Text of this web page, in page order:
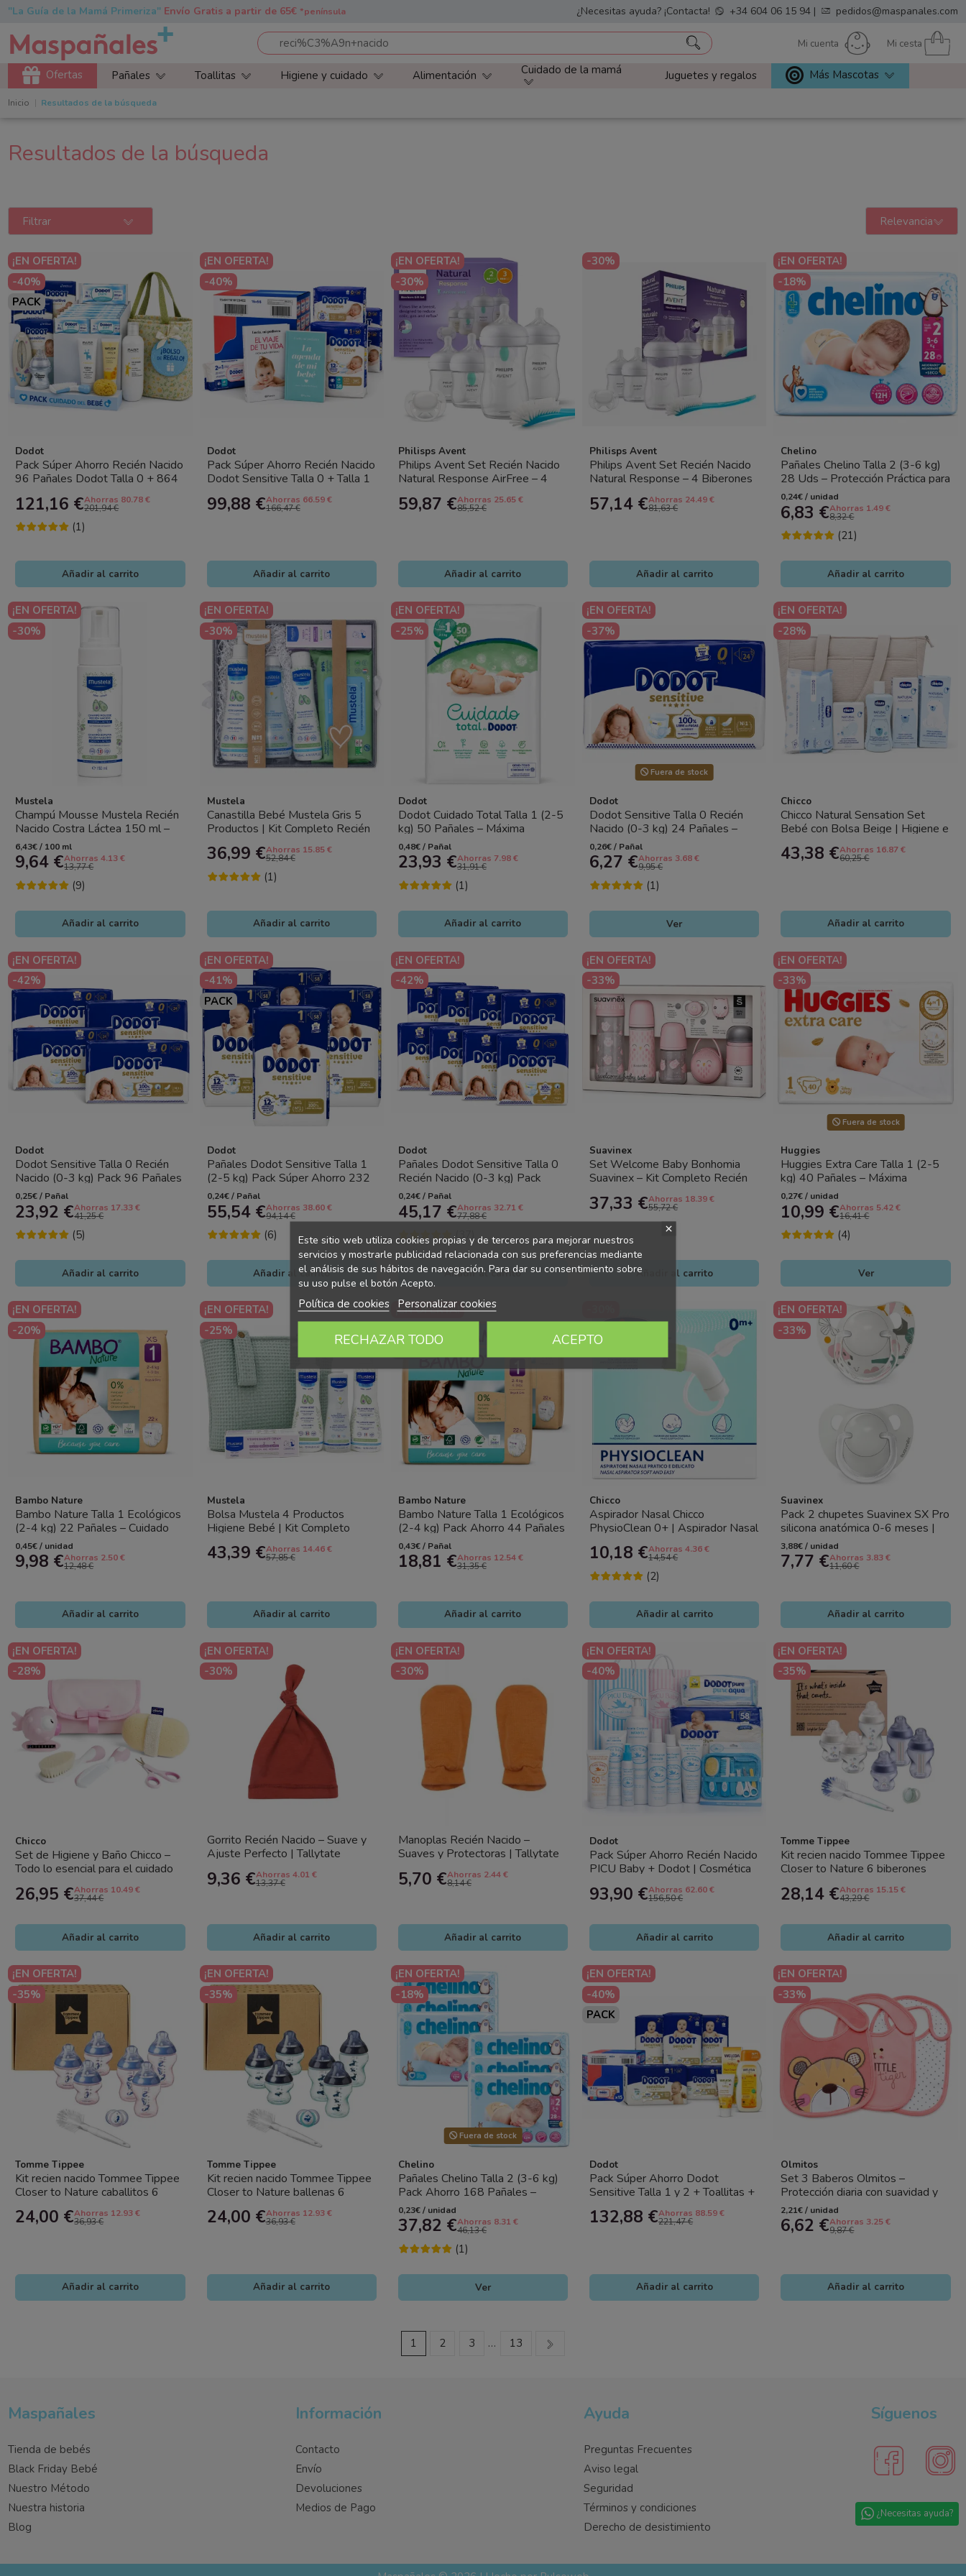
"La Guía de la Mamá Primeriza" Envío Gratis a partir de 65€*península ¿Necesitas ayuda? ¡Contacta! +34 604 06 15 94 | pedidos@maspanales.com
Mi cuenta Mi cesta
Ofertas Pañales Toallitas Higiene y cuidado Alimentación Cuidado de la mamá Juguetes y regalos Más Mascotas
Inicio Resultados de la búsqueda
Resultados de la búsqueda
Filtrar Relevancia
¡EN OFERTA!
-40%
PACK
Dodot
Pack Súper Ahorro Recién Nacido
96 Pañales Dodot Talla 0 + 864
121,16 €Ahorras 80.78 €
201,94 €
(1)
Añadir al carrito
¡EN OFERTA!
-40%
Dodot
Pack Súper Ahorro Recién Nacido
Dodot Sensitive Talla 0 + Talla 1
99,88 €Ahorras 66.59 €
166,47 €
Añadir al carrito
¡EN OFERTA!
-30%
Philisps Avent
Philips Avent Set Recién Nacido
Natural Response AirFree – 4
59,87 €Ahorras 25.65 €
85,52 €
Añadir al carrito
-30%
Philisps Avent
Philips Avent Set Recién Nacido
Natural Response – 4 Biberones
57,14 €Ahorras 24.49 €
81,63 €
Añadir al carrito
¡EN OFERTA!
-18%
Chelino
Pañales Chelino Talla 2 (3-6 kg)
28 Uds – Protección Práctica para
Recién Nacido
0,24€ / unidad
6,83 €Ahorras 1.49 €
8,32 €
(21)
Añadir al carrito
¡EN OFERTA!
-30%
Mustela
Champú Mousse Mustela Recién
Nacido Costra Láctea 150 ml –
Limpieza Suave y Cuidado del...
6,43€ / 100 ml
9,64 €Ahorras 4.13 €
13,77 €
(9)
Añadir al carrito
¡EN OFERTA!
-30%
Mustela
Canastilla Bebé Mustela Gris 5
Productos | Kit Completo Recién
36,99 €Ahorras 15.85 €
52,84 €
(1)
Añadir al carrito
¡EN OFERTA!
-25%
Dodot
Dodot Cuidado Total Talla 1 (2-5
kg) 50 Pañales – Máxima
Protección y Cuidado para...
0,48€ / Pañal
23,93 €Ahorras 7.98 €
31,91 €
(1)
Añadir al carrito
¡EN OFERTA!
-37%
Fuera de stock
Dodot
Dodot Sensitive Talla 0 Recién
Nacido (0-3 kg) 24 Pañales –
Barrera Stop Fugas y Máxima...
0,26€ / Pañal
6,27 €Ahorras 3.68 €
9,95 €
(1)
Ver
¡EN OFERTA!
-28%
Chicco
Chicco Natural Sensation Set
Bebé con Bolsa Beige | Higiene e
43,38 €Ahorras 16.87 €
60,25 €
Añadir al carrito
¡EN OFERTA!
-42%
Dodot
Dodot Sensitive Talla 0 Recién
Nacido (0-3 kg) Pack 96 Pañales
(4x24) – Barrera Stop...
0,25€ / Pañal
23,92 €Ahorras 17.33 €
41,25 €
(5)
Añadir al carrito
¡EN OFERTA!
-41%
PACK
Dodot
Pañales Dodot Sensitive Talla 1
(2-5 kg) Pack Súper Ahorro 232
uds (4x58) Alta...
0,24€ / Pañal
55,54 €Ahorras 38.60 €
94,14 €
(6)
Añadir al carrito
¡EN OFERTA!
-42%
Dodot
Pañales Dodot Sensitive Talla 0
Recién Nacido (0-3 kg) Pack
Ahorro 192Unidades (8x24) –...
0,24€ / Pañal
45,17 €Ahorras 32.71 €
77,88 €
(37)
Añadir al carrito
¡EN OFERTA!
-33%
Suavinex
Set Welcome Baby Bonhomia
Suavinex – Kit Completo Recién
37,33 €Ahorras 18.39 €
55,72 €
Añadir al carrito
¡EN OFERTA!
-33%
Fuera de stock
Huggies
Huggies Extra Care Talla 1 (2-5
kg) 40 Pañales – Máxima
Protección y Suavidad para...
0,27€ / unidad
10,99 €Ahorras 5.42 €
16,41 €
(4)
Ver
¡EN OFERTA!
-20%
Bambo Nature
Bambo Nature Talla 1 Ecológicos
(2-4 kg) 22 Pañales – Cuidado
Natural Premium para...
0,45€ / unidad
9,98 €Ahorras 2.50 €
12,48 €
Añadir al carrito
¡EN OFERTA!
-25%
Mustela
Bolsa Mustela 4 Productos
Higiene Bebé | Kit Completo
43,39 €Ahorras 14.46 €
57,85 €
Añadir al carrito
¡EN OFERTA!
Bambo Nature
Bambo Nature Talla 1 Ecológicos
(2-4 kg) Pack Ahorro 44 Pañales
(2x22) – Ultrasuaves...
0,43€ / Pañal
18,81 €Ahorras 12.54 €
31,35 €
Añadir al carrito
Chicco
Aspirador Nasal Chicco
PhysioClean 0+ | Aspirador Nasal
10,18 €Ahorras 4.36 €
14,54 €
(2)
Añadir al carrito
¡EN OFERTA!
-33%
Suavinex
Pack 2 chupetes Suavinex SX Pro
silicona anatómica 0-6 meses |
Chupete recién nacido...
3,88€ / unidad
7,77 €Ahorras 3.83 €
11,60 €
Añadir al carrito
¡EN OFERTA!
-28%
Chicco
Set de Higiene y Baño Chicco –
Todo lo esencial para el cuidado
26,95 €Ahorras 10.49 €
37,44 €
Añadir al carrito
¡EN OFERTA!
-30%
Gorrito Recién Nacido – Suave y
Ajuste Perfecto | Tallytate
9,36 €Ahorras 4.01 €
13,37 €
Añadir al carrito
¡EN OFERTA!
-30%
Manoplas Recién Nacido –
Suaves y Protectoras | Tallytate
5,70 €Ahorras 2.44 €
8,14 €
Añadir al carrito
¡EN OFERTA!
-40%
Dodot
Pack Súper Ahorro Recién Nacido
PICU Baby + Dodot | Cosmética
93,90 €Ahorras 62.60 €
156,50 €
Añadir al carrito
¡EN OFERTA!
-35%
Tomme Tippee
Kit recien nacido Tommee Tippee
Closer to Nature 6 biberones
28,14 €Ahorras 15.15 €
43,29 €
Añadir al carrito
¡EN OFERTA!
-35%
Tomme Tippee
Kit recien nacido Tommee Tippee
Closer to Nature caballitos 6
24,00 €Ahorras 12.93 €
36,93 €
Añadir al carrito
¡EN OFERTA!
-35%
Tomme Tippee
Kit recien nacido Tommee Tippee
Closer to Nature ballenas 6
24,00 €Ahorras 12.93 €
36,93 €
Añadir al carrito
¡EN OFERTA!
-18%
Fuera de stock
Chelino
Pañales Chelino Talla 2 (3-6 kg)
Pack Ahorro 168 Pañales –
Protección Económica para...
0,23€ / unidad
37,82 €Ahorras 8.31 €
46,13 €
(1)
Ver
¡EN OFERTA!
-40%
PACK
Dodot
Pack Súper Ahorro Dodot
Sensitive Talla 1 y 2 + Toallitas +
132,88 €Ahorras 88.59 €
221,47 €
Añadir al carrito
¡EN OFERTA!
-33%
Olmitos
Set 3 Baberos Olmitos –
Protección diaria con suavidad y
comodidad
2,21€ / unidad
6,62 €Ahorras 3.25 €
9,87 €
Añadir al carrito
1 2 3 … 13
Maspañales
Tienda de bebés
Black Friday Bebé
Nuestro Método
Nuestra historia
Blog
Información
Contacto
Envío
Devoluciones
Medios de Pago
Ayuda
Preguntas Frecuentes
Aviso legal
Seguridad
Términos y condiciones
Derecho de desistimiento
Este sitio web utiliza cookies propias y de terceros para mejorar nuestros
servicios y mostrarle publicidad relacionada con sus preferencias mediante
el análisis de sus hábitos de navegación. Para dar su consentimiento sobre
su uso pulse el botón Acepto.
Política de cookies Personalizar cookies
RECHAZAR TODO ACEPTO
Síguenos
¿Necesitas ayuda?